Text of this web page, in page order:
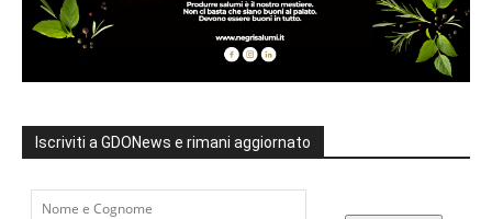
Iscriviti a GDONews e rimani aggiornato